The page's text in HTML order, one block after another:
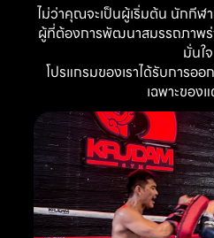
ไม่ว่าคุณจะเป็นผู้เริ่มต้น นักกีฬ
ผู้ที่ต้องการพัฒนาสมรรถภาพร่
มั่นใจ
โปรแกรมของเราได้รับการออ
เฉพาะของ